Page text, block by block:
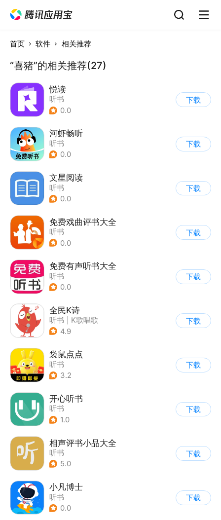
首页 软件 相关推荐
“喜猪”的相关推荐(27)
悦读
听书
0.0
下载
河虾畅听
听书
0.0
下载
文星阅读
听书
0.0
下载
免费戏曲评书大全
听书
0.0
下载
免费有声听书大全
听书
0.0
下载
全民K诗
听书
K歌唱歌
4.9
下载
袋鼠点点
听书
3.2
下载
开心听书
听书
1.0
下载
相声评书小品大全
听书
5.0
下载
小凡博士
听书
0.0
下载